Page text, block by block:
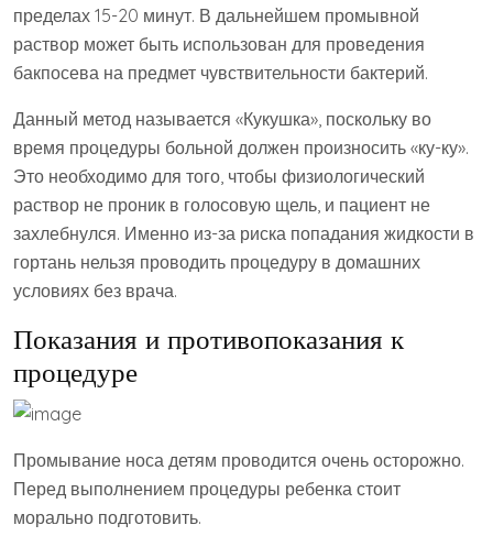
пределах 15-20 минут. В дальнейшем промывной
раствор может быть использован для проведения
бакпосева на предмет чувствительности бактерий.
Данный метод называется «Кукушка», поскольку во
время процедуры больной должен произносить «ку-ку».
Это необходимо для того, чтобы физиологический
раствор не проник в голосовую щель, и пациент не
захлебнулся. Именно из-за риска попадания жидкости в
гортань нельзя проводить процедуру в домашних
условиях без врача.
Показания и противопоказания к
процедуре
Промывание носа детям проводится очень осторожно.
Перед выполнением процедуры ребенка стоит
морально подготовить.